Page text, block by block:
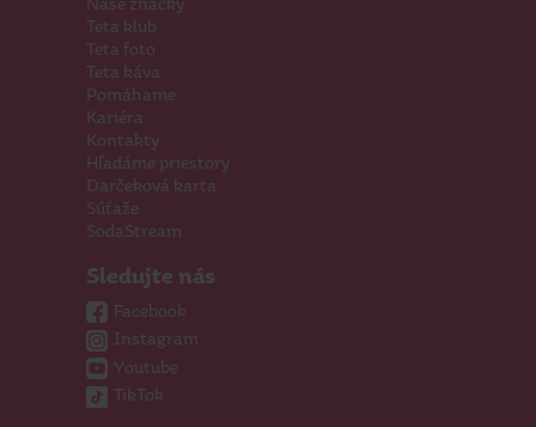
Naše značky
Teta klub
Teta foto
Teta káva
Pomáhame
Kariéra
Kontakty
Hľadáme priestory
Darčeková karta
Súťaže
SodaStream
Sledujte nás
Facebook
Instagram
Youtube
TikTok